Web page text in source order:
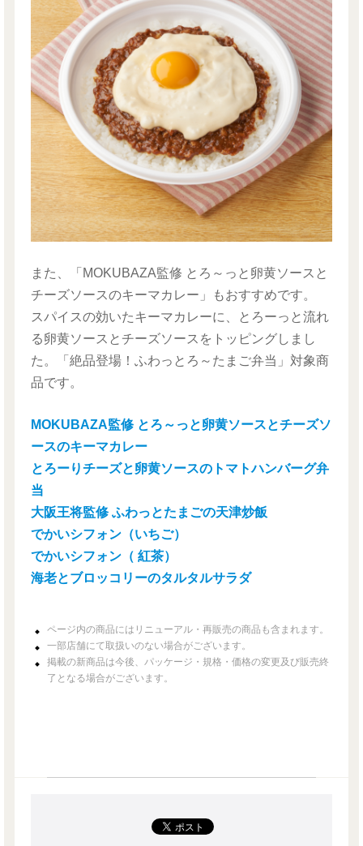
また、「MOKUBAZA監修 とろ～っと卵黄ソースと
チーズソースのキーマカレー」もおすすめです。
スパイスの効いたキーマカレーに、とろーっと流れ
る卵黄ソースとチーズソースをトッピングしまし
た。「絶品登場！ふわっとろ～たまご弁当」対象商
品です。
MOKUBAZA監修 とろ～っと卵黄ソースとチーズソ
ースのキーマカレー
とろーりチーズと卵黄ソースのトマトハンバーグ弁
当
大阪王将監修 ふわっとたまごの天津炒飯
でかいシフォン（いちご）
でかいシフォン（ 紅茶）
海老とブロッコリーのタルタルサラダ
ページ内の商品にはリニューアル・再販売の商品も含まれます。
一部店舗にて取扱いのない場合がございます。
掲載の新商品は今後、パッケージ・規格・価格の変更及び販売終
了となる場合がございます。